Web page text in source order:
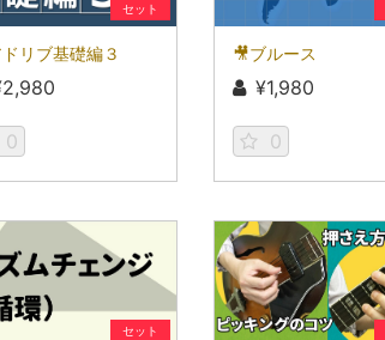
セット
リブ基礎編３
0
🎥ブルース
¥1,980
0
セット